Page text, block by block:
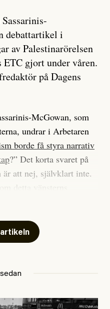
debattartikel i
av Palestinarörelsen
ETC gjort under våren.
på Dagens
McGowan, som
undrar i Arbetaren
borde få styra narrativ
?” Det korta svaret på
är att nej, självklart inte.
detta vänsterns
många snarare än att
har i alla fall fungerat för
artikeln